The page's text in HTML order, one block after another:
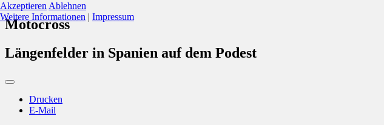
Motocross
Längenfelder in Spanien auf dem Podest
Drucken
E-Mail
Akzeptieren Ablehnen
Weitere Informationen | Impressum